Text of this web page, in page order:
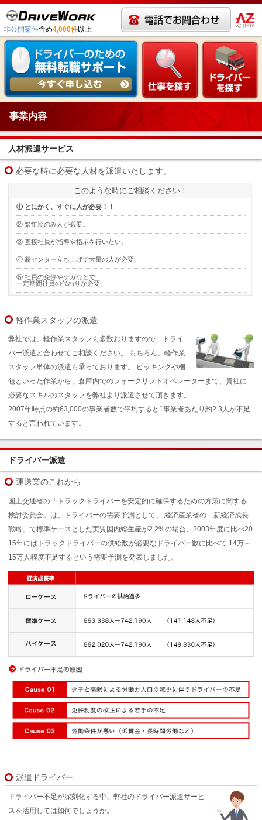
非公開案件含め4,000件以上
事業内容
人材派遣サービス
必要な時に必要な人材を派遣いたします。
このような時にご相談ください！
① とにかく、すぐに人が必要！！
② 繁忙期のみ人が必要。
③ 直接社員が指導や指示を行いたい。
④ 新センター立ち上げで大量の人が必要。
⑤ 社員の免停やケガなどで
一定期間社員の代わりが必要。
軽作業スタッフの派遣
弊社では、軽作業スタッフも多数おりますので、ドライ
バー派遣と合わせてご相談ください。 もちろん、軽作業
スタッフ単体の派遣も承っております。 ピッキングや梱
包といった作業から、倉庫内でのフォークリフトオペレーターまで、貴社に
必要なスキルのスタッフを弊社より派遣させて頂きます。
2007年時点の約63,000の事業者数で平均すると1事業者あたり約2.3人が不足
すると言われています。
ドライバー派遣
運送業のこれから
国土交通省の「トラックドライバーを安定的に確保するための方策に関する
検討委員会」は、ドライバーの需要予測として、 経済産業省の「新経済成長
戦略」で標準ケースとした実質国内総生産が2.2%の場合、2003年度に比べ20
15年にはトラックドライバーの供給数が必要なドライバー数に比べて 14万～
15万人程度不足するという需要予測を発表しました。
派遣ドライバー
ドライバー不足が深刻化する中、弊社のドライバー派遣サービ
スを活用しては如何でしょうか。